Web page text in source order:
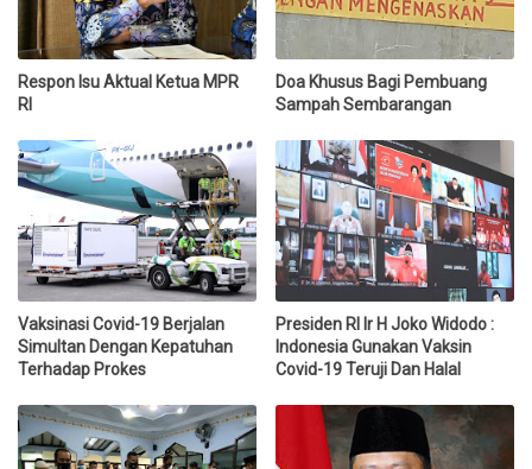
Respon Isu Aktual Ketua MPR
RI
Doa Khusus Bagi Pembuang
Sampah Sembarangan
Vaksinasi Covid-19 Berjalan
Simultan Dengan Kepatuhan
Terhadap Prokes
Presiden RI Ir H Joko Widodo :
Indonesia Gunakan Vaksin
Covid-19 Teruji Dan Halal